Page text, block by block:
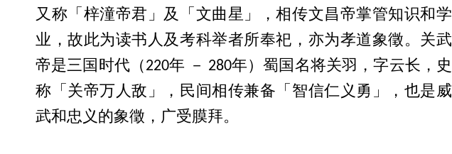
又称「梓潼帝君」及「文曲星」，相传文昌帝掌管知识和学
业，故此为读书人及考科举者所奉祀，亦为孝道象徵。关武
帝是三国时代（220年 － 280年）蜀国名将关羽，字云长，史
称「关帝万人敌」，民间相传兼备「智信仁义勇」，也是威
武和忠义的象徵，广受膜拜。